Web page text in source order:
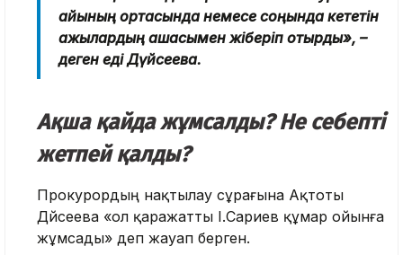
айының ортасында немесе соңында кететін
қажылардың ақшасымен жіберіп отырдық», –
деген еді Дүйсеева.
Ақша қайда жұмсалды? Не себепті
жетпей қалды?
Прокурордың нақтылау сұрағына Ақтоты
Дүйсеева «ол қаражатты І.Сариев құмар ойынға
жұмсады» деп жауап берген.